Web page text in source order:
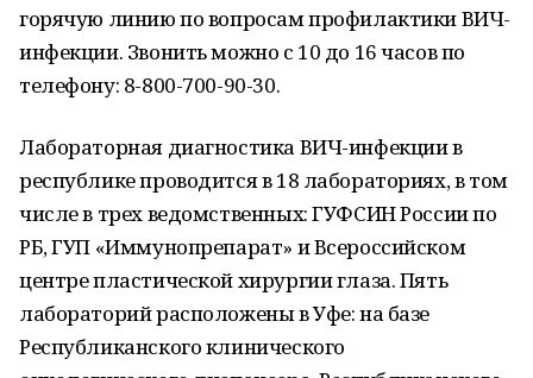
горячую линию по вопросам профилактики ВИЧ-
инфекции. Звонить можно с 10 до 16 часов по
телефону: 8-800-700-90-30.
Лабораторная диагностика ВИЧ-инфекции в
республике проводится в 18 лабораториях, в том
числе в трех ведомственных: ГУФСИН России по
РБ, ГУП «Иммунопрепарат» и Всероссийском
центре пластической хирургии глаза. Пять
лабораторий расположены в Уфе: на базе
Республиканского клинического